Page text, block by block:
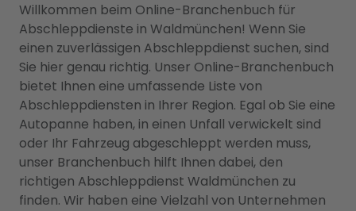
Willkommen beim Online-Branchenbuch für
Abschleppdienste in Waldmünchen! Wenn Sie
einen zuverlässigen Abschleppdienst suchen, sind
Sie hier genau richtig. Unser Online-Branchenbuch
bietet Ihnen eine umfassende Liste von
Abschleppdiensten in Ihrer Region. Egal ob Sie eine
Autopanne haben, in einen Unfall verwickelt sind
oder Ihr Fahrzeug abgeschleppt werden muss,
unser Branchenbuch hilft Ihnen dabei, den
richtigen Abschleppdienst Waldmünchen zu
finden. Wir haben eine Vielzahl von Unternehmen